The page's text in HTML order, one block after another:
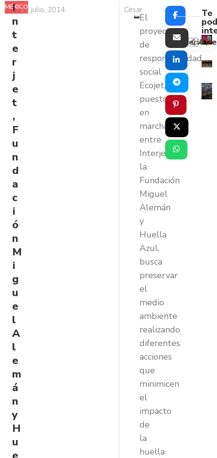
MÉXICO
I
n
t
e
r
j
e
t
,
F
u
n
d
a
c
i
ó
n
M
i
g
u
e
l
A
l
e
m
á
n
y
H
u
22 julio, 2014 Cesar
El
proyecto
de
responsabilidad
social
Ecojet,
puesto
en
marcha
entre
Interjet,
la
Fundación
Miguel
Alemán
y
Huella
Azul,
busca
preservar
el
medio
ambiente
realizando
diferentes
acciones
que
minimicen
el
impacto
de
la
huella
Reciente
Te